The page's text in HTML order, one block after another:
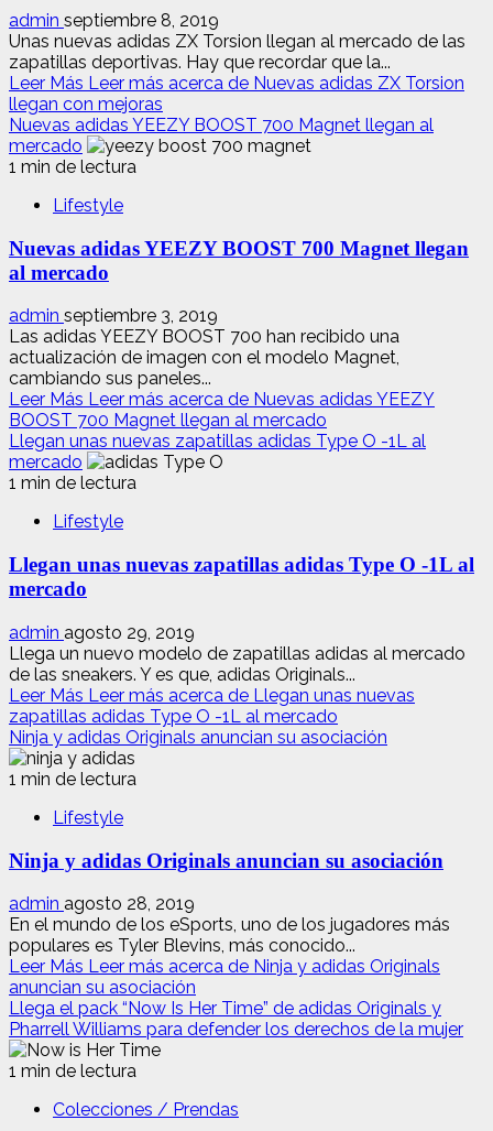
admin septiembre 8, 2019
Unas nuevas adidas ZX Torsion llegan al mercado de las
zapatillas deportivas. Hay que recordar que la...
Leer Más Leer más acerca de Nuevas adidas ZX Torsion
llegan con mejoras
Nuevas adidas YEEZY BOOST 700 Magnet llegan al
mercado
1 min de lectura
Lifestyle
Nuevas adidas YEEZY BOOST 700 Magnet llegan
al mercado
admin septiembre 3, 2019
Las adidas YEEZY BOOST 700 han recibido una
actualización de imagen con el modelo Magnet,
cambiando sus paneles...
Leer Más Leer más acerca de Nuevas adidas YEEZY
BOOST 700 Magnet llegan al mercado
Llegan unas nuevas zapatillas adidas Type O -1L al
mercado
1 min de lectura
Lifestyle
Llegan unas nuevas zapatillas adidas Type O -1L al
mercado
admin agosto 29, 2019
Llega un nuevo modelo de zapatillas adidas al mercado
de las sneakers. Y es que, adidas Originals...
Leer Más Leer más acerca de Llegan unas nuevas
zapatillas adidas Type O -1L al mercado
Ninja y adidas Originals anuncian su asociación
1 min de lectura
Lifestyle
Ninja y adidas Originals anuncian su asociación
admin agosto 28, 2019
En el mundo de los eSports, uno de los jugadores más
populares es Tyler Blevins, más conocido...
Leer Más Leer más acerca de Ninja y adidas Originals
anuncian su asociación
Llega el pack “Now Is Her Time” de adidas Originals y
Pharrell Williams para defender los derechos de la mujer
1 min de lectura
Colecciones / Prendas